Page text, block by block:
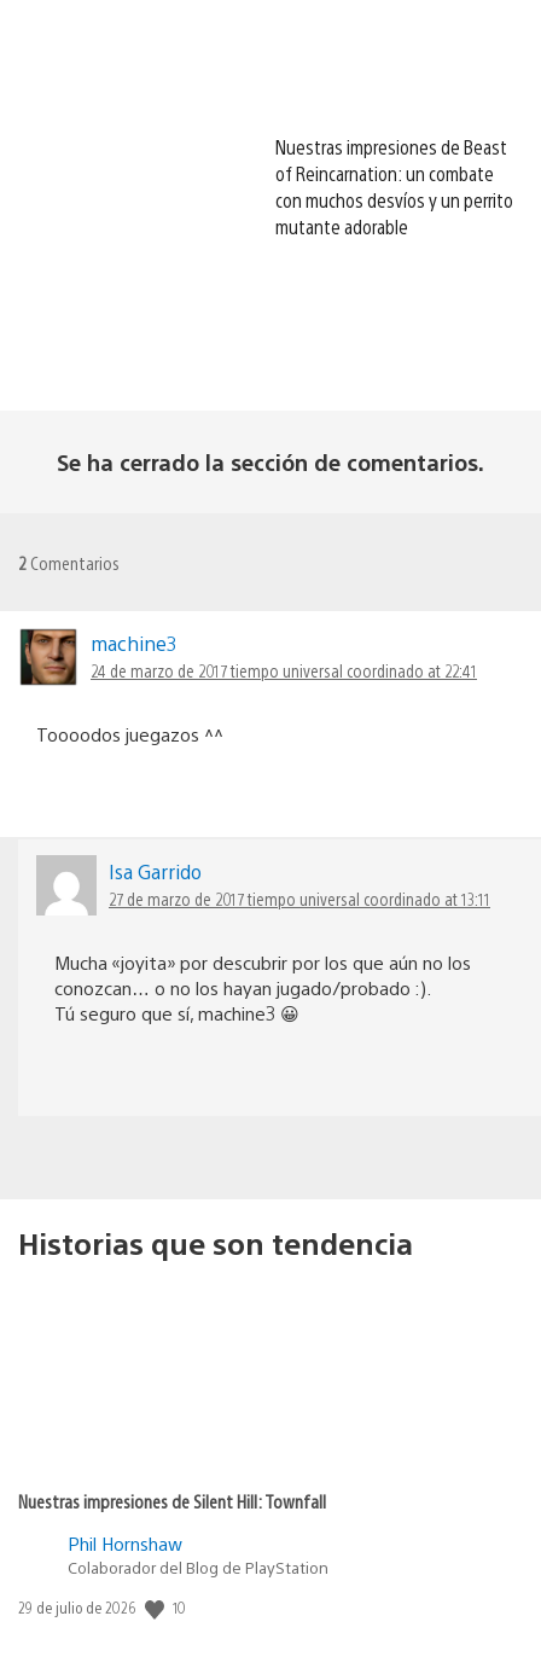
Nuestras impresiones de Beast
of Reincarnation: un combate
con muchos desvíos y un perrito
mutante adorable
Se ha cerrado la sección de comentarios.
2 Comentarios
machine3
24 de marzo de 2017 tiempo universal coordinado at 22:41
Toooodos juegazos ^^
Isa Garrido
27 de marzo de 2017 tiempo universal coordinado at 13:11
Mucha «joyita» por descubrir por los que aún no los
conozcan… o no los hayan jugado/probado :).
Tú seguro que sí, machine3 😀
Historias que son tendencia
Nuestras impresiones de Silent Hill: Townfall
Phil Hornshaw
Colaborador del Blog de PlayStation
Fecha
29 de julio de 2026 10